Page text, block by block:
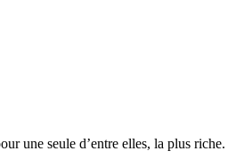
une seule d’entre elles, la plus riche.